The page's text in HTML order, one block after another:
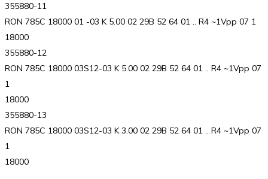
355880-11
RON 785C 18000 01 -03 K 5.00 02 29B 52 64 01 .. R4 ~1Vpp 07 1
18000
355880-12
RON 785C 18000 03S12-03 K 5.00 02 29B 52 64 01 .. R4 ~1Vpp 07
1
18000
355880-13
RON 785C 18000 03S12-03 K 3.00 02 29B 52 64 01 .. R4 ~1Vpp 07
1
18000